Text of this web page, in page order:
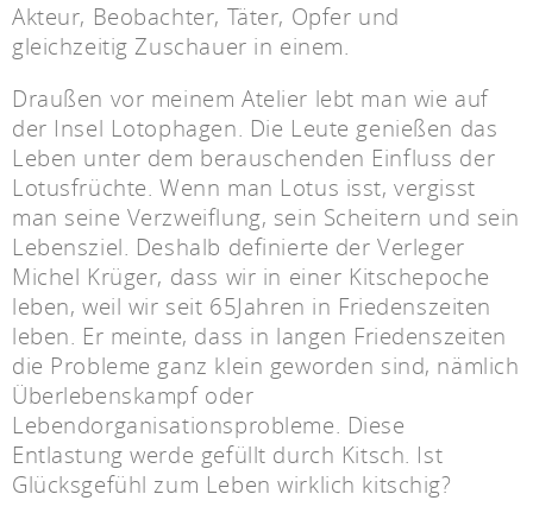
Akteur, Beobachter, Täter, Opfer und
gleichzeitig Zuschauer in einem.
Draußen vor meinem Atelier lebt man wie auf
der Insel Lotophagen. Die Leute genießen das
Leben unter dem berauschenden Einfluss der
Lotusfrüchte. Wenn man Lotus isst, vergisst
man seine Verzweiflung, sein Scheitern und sein
Lebensziel. Deshalb definierte der Verleger
Michel Krüger, dass wir in einer Kitschepoche
leben, weil wir seit 65Jahren in Friedenszeiten
leben. Er meinte, dass in langen Friedenszeiten
die Probleme ganz klein geworden sind, nämlich
Überlebenskampf oder
Lebendorganisationsprobleme. Diese
Entlastung werde gefüllt durch Kitsch. Ist
Glücksgefühl zum Leben wirklich kitschig?